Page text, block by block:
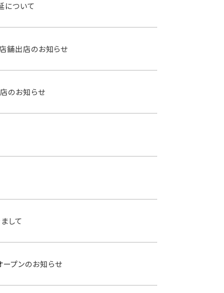
について
舗出店のお知らせ
のお知らせ
して
プンのお知らせ